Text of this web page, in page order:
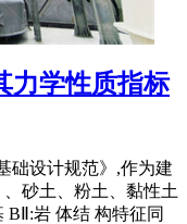
力学性质指标
础设计规范》,作为建
砂土、粉土、黏性土
BⅡ:岩 体结 构特征同